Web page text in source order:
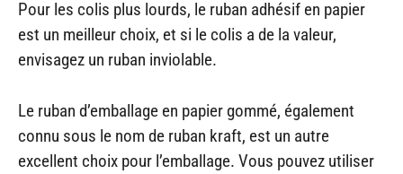
Pour les colis plus lourds, le ruban adhésif en papier
est un meilleur choix, et si le colis a de la valeur,
envisagez un ruban inviolable.
Le ruban d’emballage en papier gommé, également
connu sous le nom de ruban kraft, est un autre
excellent choix pour l’emballage. Vous pouvez utiliser